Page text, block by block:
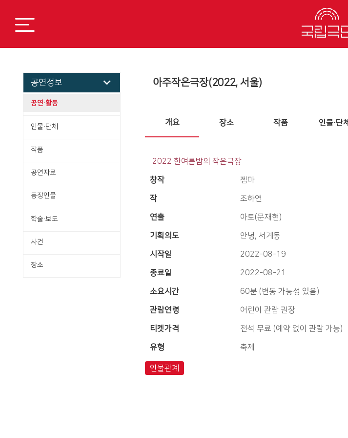
공연정보
공연·활동
인물·단체
작품
공연자료
등장인물
학술·보도
사건
장소
아주작은극장(2022, 서울)
개요 장소 작품 인물·단체
2022 한여름밤의 작은극장
창작 젬마
작 조하연
연출 아토(문재현)
기획의도 안녕, 서계동
시작일 2022-08-19
종료일 2022-08-21
소요시간 60분 (변동 가능성 있음)
관람연령 어린이 관람 권장
티켓가격 전석 무료 (예약 없이 관람 가능)
유형 축제
인물관계